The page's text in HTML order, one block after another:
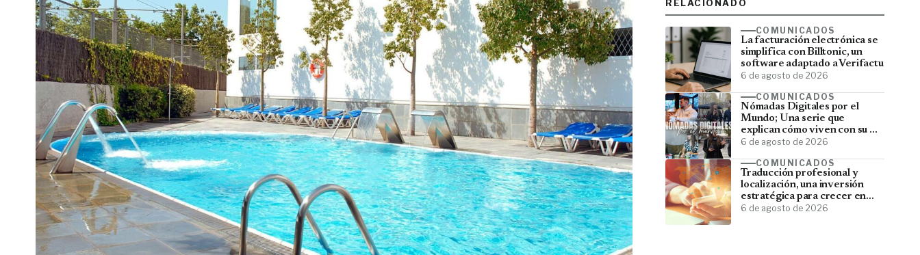
RELACIONADO
COMUNICADOS
La facturación electrónica se
simplifica con Billtonic, un
software adaptado a Verifactu
6 de agosto de 2026
COMUNICADOS
Nómadas Digitales por el
Mundo; Una serie que
explican cómo viven con su PC
y viajan por el mundo
6 de agosto de 2026
COMUNICADOS
Traducción profesional y
localización, una inversión
estratégica para crecer en
mercados internacionales
6 de agosto de 2026